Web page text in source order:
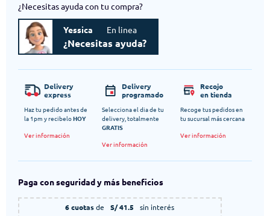
¿Necesitas ayuda con tu compra?
Yessica En linea
¿Necesitas ayuda?
Delivery
express
Haz tu pedido antes de
la 1pm y recibeloHOY
Ver información
Delivery
programado
Selecciona el dia de tu
delivery, totalmente
GRATIS
Ver información
Recojo
en tienda
Recoge tus pedidos en
tu sucursal más cercana
Ver información
Paga con seguridad y más beneficios
6 cuotasde S/ 41.5 sin interés